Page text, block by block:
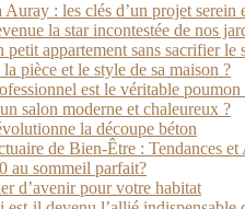
: les clés d’un projet serein
la star incontestée de nos
appartement sans sacrifier le
pièce et le style de sa maison ?
est le véritable
salon moderne et chaleureux ?
la découpe béton
de Bien-Être : Tendances
au sommeil parfait?
d’avenir pour votre habitat